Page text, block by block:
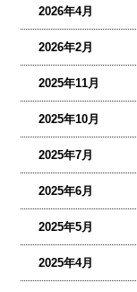
2026年4月
2026年2月
2025年11月
2025年10月
2025年7月
2025年6月
2025年5月
2025年4月